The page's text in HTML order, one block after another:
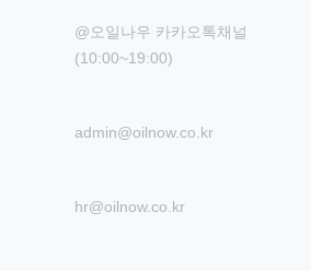
@오일나우 카카오톡채널
(10:00~19:00)
admin@oilnow.co.kr
hr@oilnow.co.kr